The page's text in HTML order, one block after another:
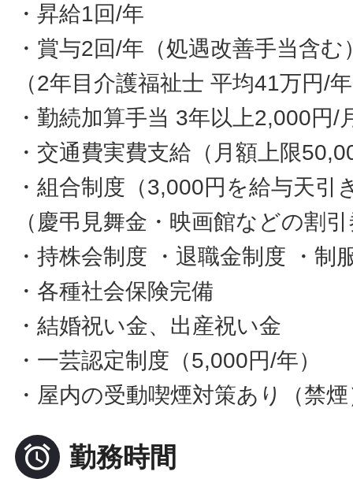
・昇給1回/年
・賞与2回/年（処遇改善手当含む
（2年目介護福祉士 平均41万円/
・勤続加算手当 3年以上2,000円/
・交通費実費支給（月額上限
・組合制度（3,000円を給与天引
（慶弔見舞金・映画館などの割
・持株会制度 ・退職金制度 ・制
・各種社会保険完備
・結婚祝い金、出産祝い金
・一芸認定制度（5,000円/年）
・屋内の受動喫煙対策あり（禁
 勤務時間